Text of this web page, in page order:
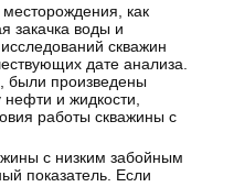
как
закачка воды и
скважин
дате анализа.
были произведены
и жидкости,
работы скважины с
с низким забойным
показатель. Если